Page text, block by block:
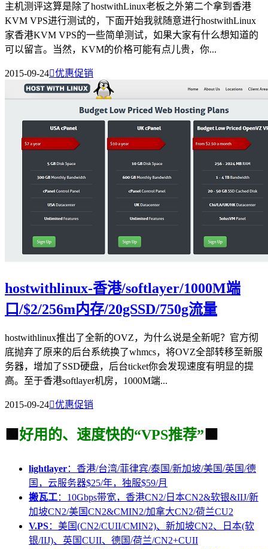
主机测评这算是除了hostwithLinux老板之外第二个拿到香港
KVM VPS进行测试的，下面开始我就随意进行hostwithLinux
家香港KVM VPS的一些简单测试，如果大家有什么想知道的
可以留言。当然，KVM的价格可能有点儿贵，你...
2015-09-24优惠促销
hostwithlinux-香港/softlayer/1000M端
口/$2/256m内存/20gSSD/750g流量
hostwithlinux推出了全新的OVZ，为什么说是全新呢？官方彻
底抛弃了原来的后台系统换了whmcs，将OVZ全部转移至新服
务器，增加了SSD硬盘，后台ticket你会发现速度有明显的提
高。至于香港softlayer机房，1000M端...
2015-09-24优惠促销
🟩 好用的、速度快的“VPS推荐” 🟩
lightlayer：香港/台湾/菲律宾/泰国/新加坡/美国/英国/德
国，云服务器$25/年，独服$59/月
搬瓦工：10Gbps带宽，香港CN2/日本CN2&软银&IIJ/新
加坡CN2/美国CN2&CMIN2/加拿大CN2/荷兰CU2
V.PS：美国(CN2/CUII/CMIN2)、新加坡CN2、日本(软
银/IIJ)、英国CUII、德国/荷兰/CN2+CUII